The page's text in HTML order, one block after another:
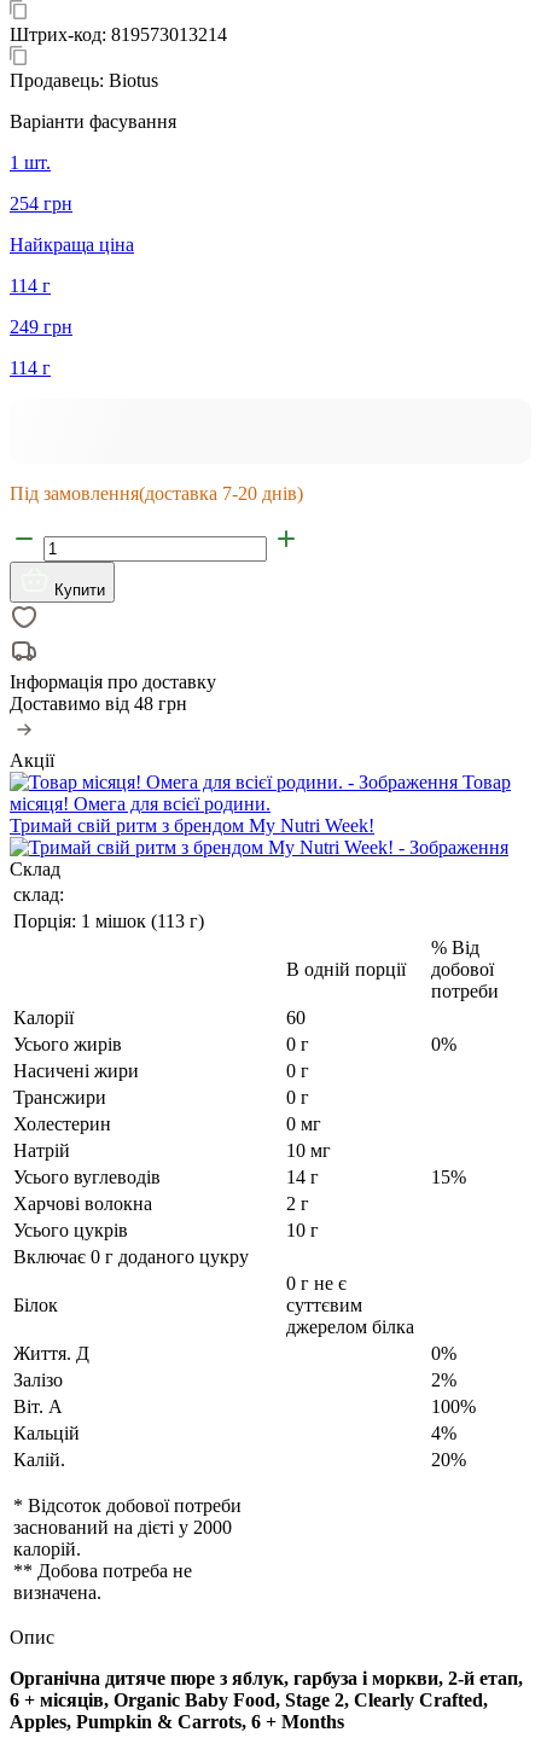
Штрих-код: 819573013214
Продавець: Biotus
Варіанти фасування
1 шт.
254 грн
Найкраща ціна
114 г
249 грн
114 г
Під замовлення(доставка 7-20 днів)
Купити
Інформація про доставку
Доставимо від 48 грн
Акції
Товар
місяця! Омега для всієї родини.
Тримай свій ритм з брендом My Nutri Week!
Склад
склад:
Порція: 1 мішок (113 г)
В одній порції
% Від
добової
потреби
Калорії
60
Усього жирів
0 г
0%
Насичені жири
0 г
Трансжири
0 г
Холестерин
0 мг
Натрій
10 мг
Усього вуглеводів
14 г
15%
Харчові волокна
2 г
Усього цукрів
10 г
Включає 0 г доданого цукру
Білок
0 г не є
суттєвим
джерелом білка
Життя. Д
0%
Залізо
2%
Віт. А
100%
Кальцій
4%
Калій.
20%
* Відсоток добової потреби
заснований на дієті у 2000
калорій.
** Добова потреба не
визначена.
Опис
Органічна дитяче пюре з яблук, гарбуза і моркви, 2-й етап,
6 + місяців, Organic Baby Food, Stage 2, Clearly Crafted,
Apples, Pumpkin & Carrots, 6 + Months